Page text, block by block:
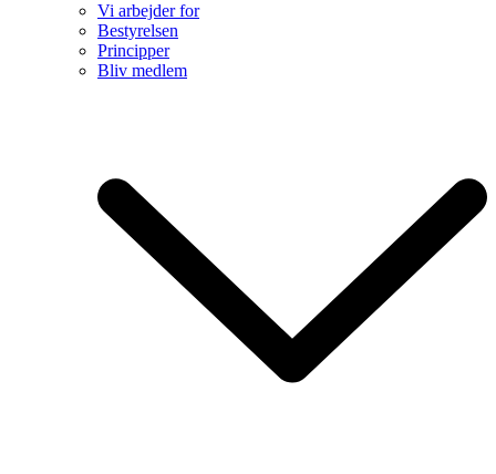
Vi arbejder for
Bestyrelsen
Principper
Bliv medlem